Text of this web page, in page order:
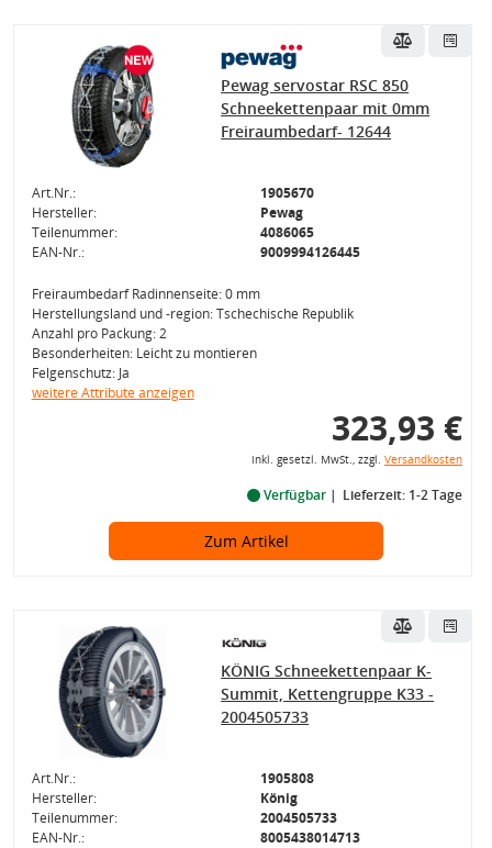
Pewag servostar RSC 850
Schneekettenpaar mit 0mm
Freiraumbedarf- 12644
Art.Nr.:
1905670
Hersteller:
Pewag
Teilenummer:
4086065
EAN-Nr.:
9009994126445
Freiraumbedarf Radinnenseite: 0 mm
Herstellungsland und -region: Tschechische Republik
Anzahl pro Packung: 2
Besonderheiten: Leicht zu montieren
Felgenschutz: Ja
weitere Attribute anzeigen
323,93 €
inkl. gesetzl. MwSt., zzgl. Versandkosten
Verfügbar Lieferzeit: 1-2 Tage
Zum Artikel
KÖNIG Schneekettenpaar K-
Summit, Kettengruppe K33 -
2004505733
Art.Nr.:
1905808
Hersteller:
König
Teilenummer:
2004505733
EAN-Nr.:
8005438014713